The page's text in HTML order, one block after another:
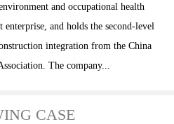
and occupational health
and holds the second-level
integration from the China
The company...
CASE